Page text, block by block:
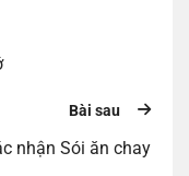
Bài sau
nhận Sói ăn chay